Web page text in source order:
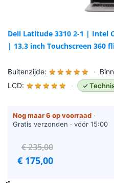
Dell Latitude 3310 2-1 | Intel
| 13,3 inch Touchscreen 360
Buitenzijde: ★ ★ ★ ★ ★ ·
LCD: ★ ★ ★ ★ ★ · ✓
Nog maar 6 op voorraad ·
Gratis verzonden · vóór 15:00
€235,00
€175,00